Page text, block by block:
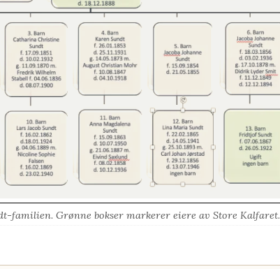
familien. Grønne bokser markerer eiere av Store Kalfaret.